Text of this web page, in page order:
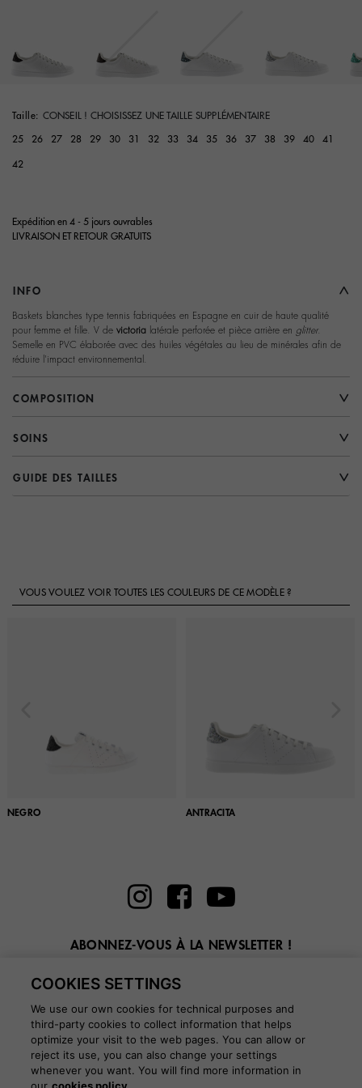
Taille: CONSEIL ! CHOISISSEZ UNE TAILLE SUPPLÉMENTAIRE
25 26 27 28 29 30 31 32 33 34 35 36 37 38 39 40 41
42
Expédition en 4 - 5 jours ouvrables
LIVRAISON ET RETOUR GRATUITS
INFO
Baskets blanches type tennis fabriquées en Espagne en cuir de haute qualité
pour femme et fille. V de victoria latérale perforée et pièce arrière en glitter.
Semelle en PVC élaborée avec des huiles végétales au lieu de minérales afin de
réduire l'impact environnemental.
COMPOSITION
SOINS
GUIDE DES TAILLES
VOUS VOULEZ VOIR TOUTES LES COULEURS DE CE MODÈLE ?
NEGRO ANTRACITA
ABONNEZ-VOUS À LA NEWSLETTER !
BLOG
COOKIES SETTINGS
We use our own cookies for technical purposes and
third-party cookies to collect information that helps
optimize your visit to the web pages. You can allow or
reject its use, you can also change your settings
whenever you want. You will find more information in